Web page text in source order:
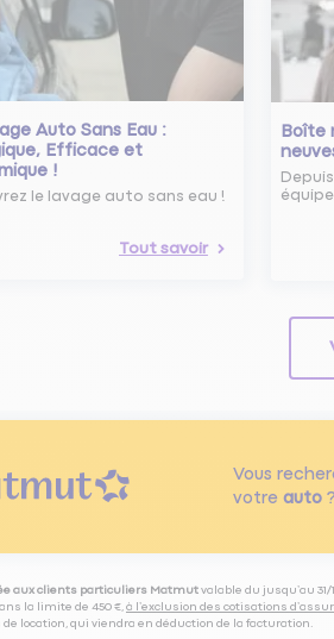
Auto Sans Eau :
Efficace et
!
le lavage auto sans eau !
Tout savoir
Boîte
Vous
votre auto?
aux clients particuliers Matmut valable du jusqu’au
dans la limite de 450 €, à l’exclusion des cotisations
location, qui viendra en déduction de la facturation.